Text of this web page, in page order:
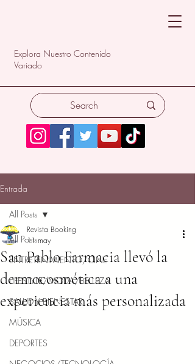
Explora Nuestro Contenido
Variado
Entrada
All Posts
ENTRETENIMIENTO/CINE
LIFESTYLE/MODA/BELLEZA
SALUD Y BIENESTAR
MÚSICA
DEPORTES
All Posts
San Pablo Farmacia llevó la
dermocosmética a una
experiencia más personalizada
Revista Booking
11 may